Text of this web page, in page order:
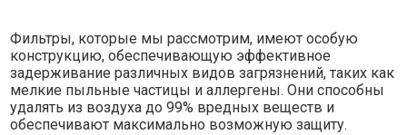
Фильтры, которые мы рассмотрим, имеют особую
конструкцию, обеспечивающую эффективное
задерживание различных видов загрязнений, таких как
мелкие пыльные частицы и аллергены. Они способны
удалять из воздуха до 99% вредных веществ и
обеспечивают максимально возможную защиту.